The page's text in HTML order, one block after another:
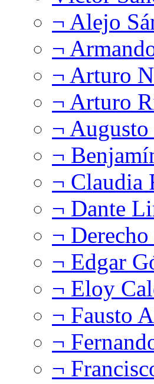
¬ Alejo
¬
¬ Arturo
¬ Arturo
¬
¬
¬ Claudia
¬ Dante
¬
¬ Edgar
¬ Eloy
¬ Fausto
¬
¬